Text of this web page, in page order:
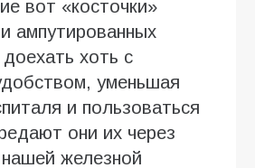
вот «косточки»
ампутированных
доехать хоть с
уменьшая
и пользоваться
они их через
железной